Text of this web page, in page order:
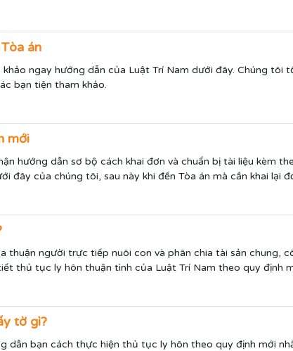
án
ngay hướng dẫn của Luật Trí Nam dưới đây. Chúng tôi
bạn tiện tham khảo.
mới
hướng dẫn sơ bộ cách khai đơn và chuẩn bị tài liệu kèm
đây của chúng tôi, sau này khi đến Tòa án mà cần khai lại
người trực tiếp nuôi con và phân chia tài sản chung,
thủ tục ly hôn thuận tình của Luật Trí Nam theo quy định
tờ gì?
dẫn bạn cách thực hiện thủ tục ly hôn theo quy định mới